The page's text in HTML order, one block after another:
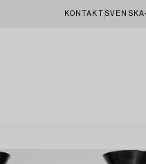
KONTAKT SVENSKA